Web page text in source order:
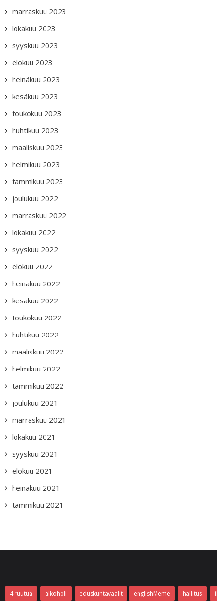
marraskuu 2023
lokakuu 2023
syyskuu 2023
elokuu 2023
heinäkuu 2023
kesäkuu 2023
toukokuu 2023
huhtikuu 2023
maaliskuu 2023
helmikuu 2023
tammikuu 2023
joulukuu 2022
marraskuu 2022
lokakuu 2022
syyskuu 2022
elokuu 2022
heinäkuu 2022
kesäkuu 2022
toukokuu 2022
huhtikuu 2022
maaliskuu 2022
helmikuu 2022
tammikuu 2022
joulukuu 2021
marraskuu 2021
lokakuu 2021
syyskuu 2021
elokuu 2021
heinäkuu 2021
tammikuu 2021
4 ruutua alkoholi eduskuntavaalit englishMeme hallitus